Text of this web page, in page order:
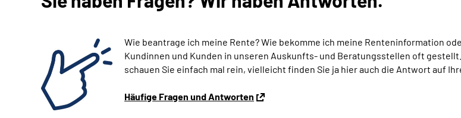
Wie beantrage ich meine Rente? Wie bekomme ich meine Renteninformation
Kundinnen und Kunden in unseren Auskunfts- und Beratungsstellen oft
schauen Sie einfach mal rein, vielleicht finden Sie ja hier auch die Antwort auf
Häufige Fragen und Antworten